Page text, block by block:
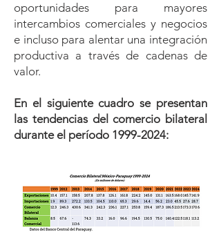
oportunidades para mayores
intercambios comerciales y negocios
e incluso para alentar una integración
productiva a través de cadenas de
valor.
En el siguiente cuadro se presentan
las tendencias del comercio bilateral
durante el período 1999-2024: